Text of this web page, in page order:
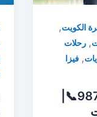
الكويت,
, رحلات
, فيزا
ارقام مكاتب سفريات 98784157📞|